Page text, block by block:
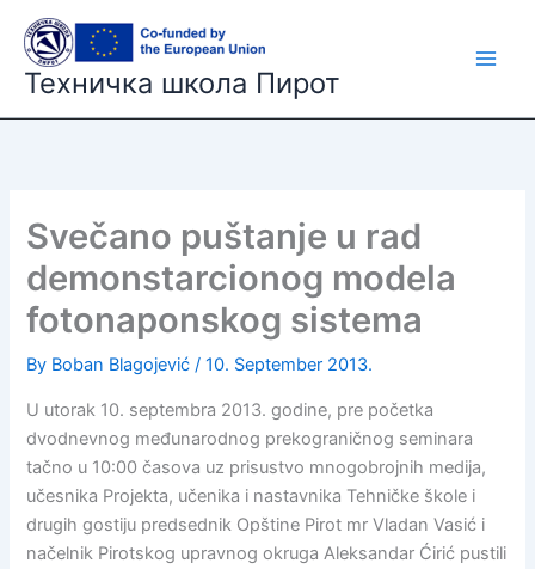
content
Техничка школа Пирот
Svečano puštanje u rad
demonstarcionog modela
fotonaponskog sistema
By Boban Blagojević/10. September 2013.
U utorak 10. septembra 2013. godine, pre početka
dvodnevnog međunarodnog prekograničnog seminara
tačno u 10:00 časova uz prisustvo mnogobrojnih medija,
učesnika Projekta, učenika i nastavnika Tehničke škole i
drugih gostiju predsednik Opštine Pirot mr Vladan Vasić i
načelnik Pirotskog upravnog okruga Aleksandar Ćirić pustili